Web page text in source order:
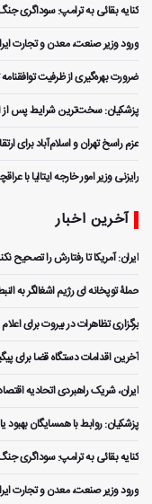
کنایه بقائی به ترامپ: سوداگری
ورود وزیر صنعت، معدن و تجارت
ضرورت بهره‌گیری از ظرفیت
پزشکیان: سخت‌ترین شرایط پس از
عزم راسخ تهران و اسلام‌آباد برای
رایزنی وزیر امور خارجه ایتالیا با
آخرین اخبار
ایران: آمریکا تا رفتارش را تصحیح
حملۀ توپخانه ای رژیم اشغالگر به
برگزاری تظاهرات در بیروت برای
آخرین اقدامات دستگاه قضا برای
ایران، شریک راهبردی اتحادیه
پزشکیان: روابط با همسایگان
کنایه بقائی به ترامپ: سوداگری
ورود وزیر صنعت، معدن و تجارت